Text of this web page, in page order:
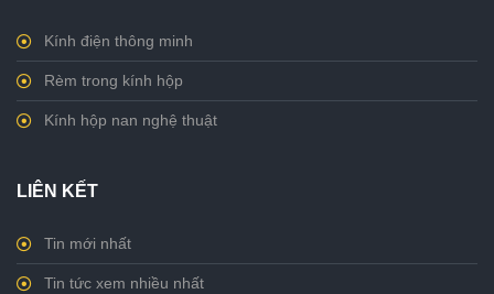
Kính điện thông minh
Rèm trong kính hộp
Kính hộp nan nghệ thuật
LIÊN KẾT
Tin mới nhất
Tin tức xem nhiều nhất